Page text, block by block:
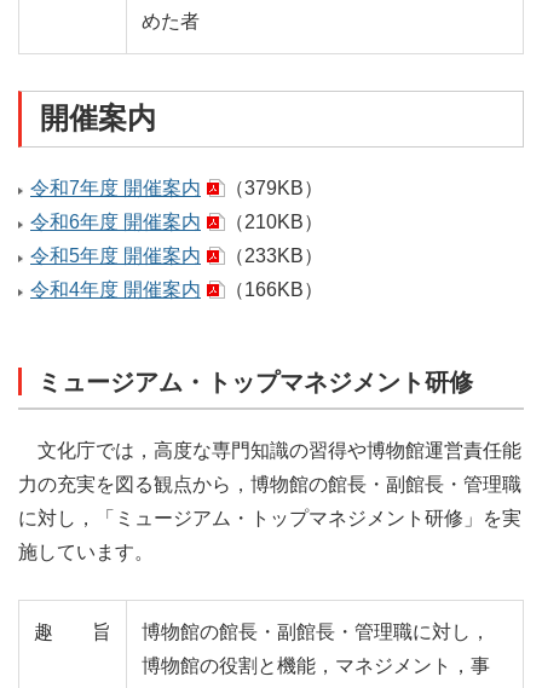
めた者
開催案内
令和7年度 開催案内
（379KB）
令和6年度 開催案内
（210KB）
令和5年度 開催案内
（233KB）
令和4年度 開催案内
（166KB）
ミュージアム・トップマネジメント研修
⽂化庁では，⾼度な専⾨知識の習得や博物館運営責任能
⼒の充実を図る観点から，博物館の館⻑・副館⻑・管理職
に対し，「ミュージアム・トップマネジメント研修」を実
施しています。
趣旨
博物館の館⻑・副館⻑・管理職に対し，
博物館の役割と機能，マネジメント，事